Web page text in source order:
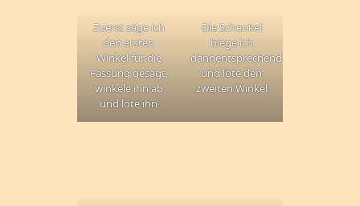
Zuerst säge ich
den ersten
Winkel für die
Fassung gesägt,
winkele ihn ab
und löte ihn
Die Schenkel
biege ich
dannentsprechend
und löte den
zweiten Winkel